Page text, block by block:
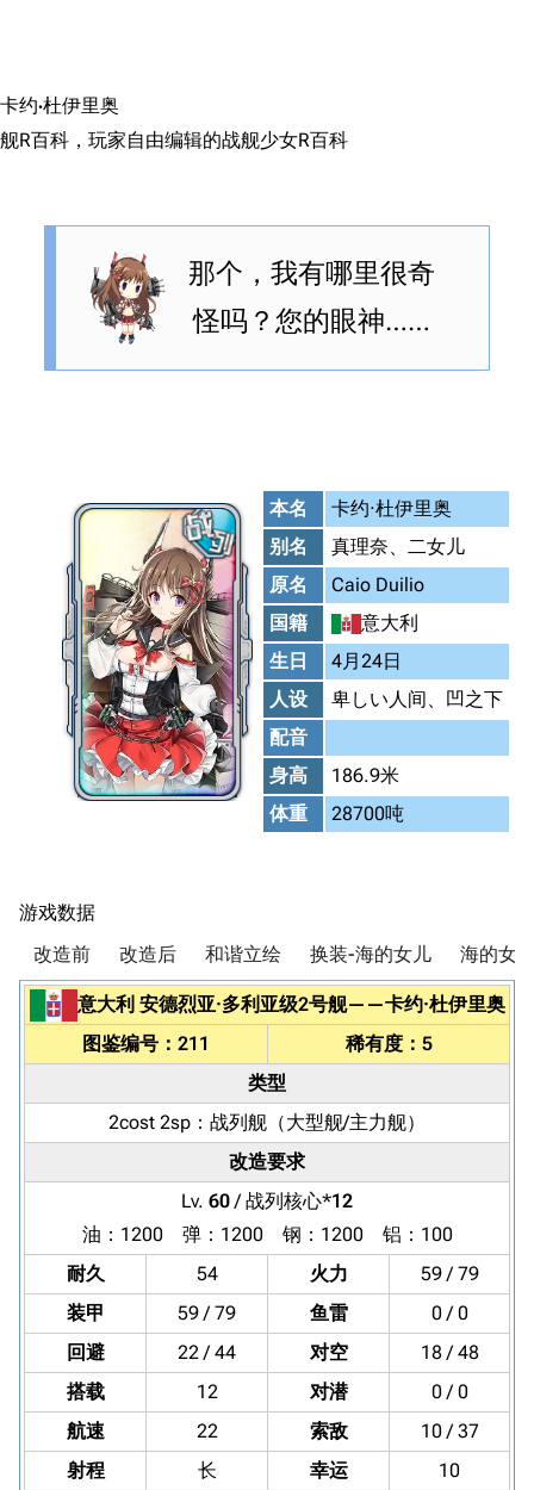
卡约·杜伊里奥
舰R百科，玩家自由编辑的战舰少女R百科
那个，我有哪里很奇
怪吗？您的眼神……
本名
卡约·杜伊里奥
别名
真理奈、二女儿
原名
Caio Duilio
国籍
意大利
生日
4月24日
人设
卑しい人间、凹之下
配音
身高
186.9米
体重
28700吨
游戏数据
改造前 改造后 和谐立绘 换装-海的女儿 海的女
意大利 安德烈亚·多利亚级2号舰——卡约·杜伊里奥
图鉴编号：211
稀有度：5
类型
2cost 2sp： 战列舰 （大型舰/主力舰）
改造要求
Lv. 60/ 战列核心*12
油：1200 弹：1200 钢：1200 铝：100
耐久
54 火力
59 / 79
装甲
59 / 79 鱼雷
0 / 0
回避
22 / 44 对空
18 / 48
搭载
12 对潜
0 / 0
航速
22 索敌
10 / 37
射程
长 幸运
10